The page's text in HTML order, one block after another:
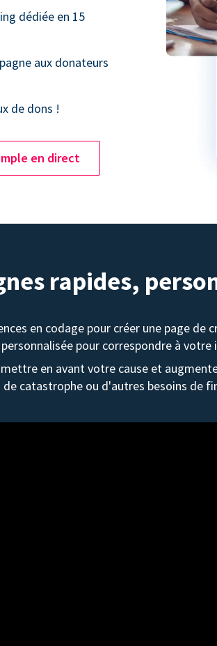
dédiée en 15
aux donateurs
de dons !
en direct
rapides,
en codage pour créer une page
personnalisée pour correspondre à votre
en avant votre cause et
de catastrophe ou d'autres besoins de